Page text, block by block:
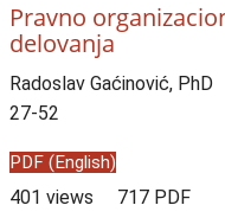
Pravno
delovanja
Radoslav Gaćinović, PhD
27-52
PDF (English)
401 views 717 PDF